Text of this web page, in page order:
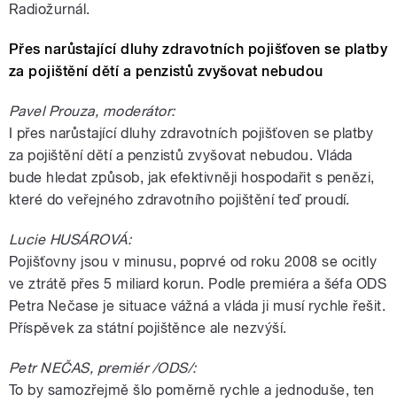
Radiožurnál.
Přes narůstající dluhy zdravotních pojišťoven se platby
za pojištění dětí a penzistů zvyšovat nebudou
Pavel Prouza, moderátor:
I přes narůstající dluhy zdravotních pojišťoven se platby
za pojištění dětí a penzistů zvyšovat nebudou. Vláda
bude hledat způsob, jak efektivněji hospodařit s penězi,
které do veřejného zdravotního pojištění teď proudí.
Lucie HUSÁROVÁ:
Pojišťovny jsou v minusu, poprvé od roku 2008 se ocitly
ve ztrátě přes 5 miliard korun. Podle premiéra a šéfa ODS
Petra Nečase je situace vážná a vláda ji musí rychle řešit.
Příspěvek za státní pojištěnce ale nezvýší.
Petr NEČAS, premiér /ODS/:
To by samozřejmě šlo poměrně rychle a jednoduše, ten